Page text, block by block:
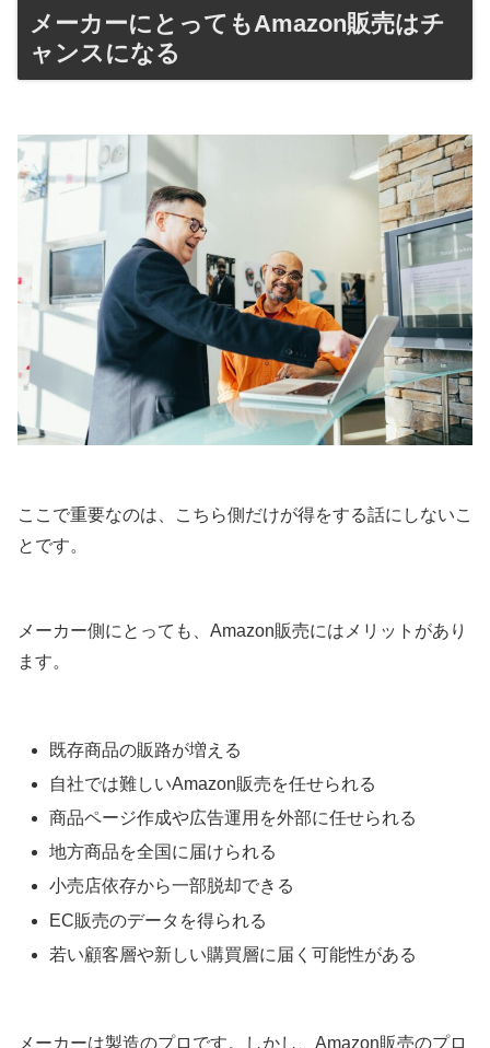
メーカーにとってもAmazon販売はチ
ャンスになる
ここで重要なのは、こちら側だけが得をする話にしないこ
とです。
メーカー側にとっても、Amazon販売にはメリットがあり
ます。
既存商品の販路が増える
自社では難しいAmazon販売を任せられる
商品ページ作成や広告運用を外部に任せられる
地方商品を全国に届けられる
小売店依存から一部脱却できる
EC販売のデータを得られる
若い顧客層や新しい購買層に届く可能性がある
メーカーは製造のプロです。しかし、Amazon販売のプロ